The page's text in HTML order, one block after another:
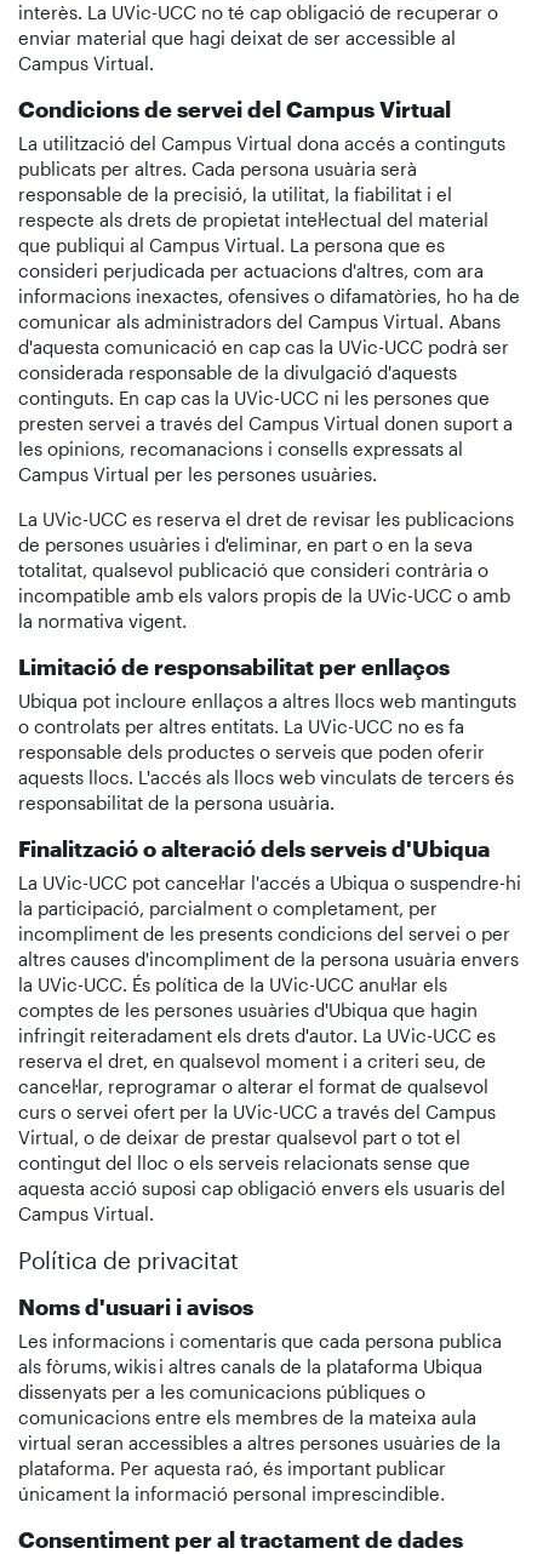
interès. La UVic-UCC no té cap obligació de recuperar o
enviar material que hagi deixat de ser accessible al
Campus Virtual.
Condicions de servei del Campus Virtual
La utilització del Campus Virtual dona accés a continguts
publicats per altres. Cada persona usuària serà
responsable de la precisió, la utilitat, la fiabilitat i el
respecte als drets de propietat intel·lectual del material
que publiqui al Campus Virtual. La persona que es
consideri perjudicada per actuacions d'altres, com ara
informacions inexactes, ofensives o difamatòries, ho ha de
comunicar als administradors del Campus Virtual. Abans
d'aquesta comunicació en cap cas la UVic-UCC podrà ser
considerada responsable de la divulgació d'aquests
continguts. En cap cas la UVic-UCC ni les persones que
presten servei a través del Campus Virtual donen suport a
les opinions, recomanacions i consells expressats al
Campus Virtual per les persones usuàries.
La UVic-UCC es reserva el dret de revisar les publicacions
de persones usuàries i d'eliminar, en part o en la seva
totalitat, qualsevol publicació que consideri contrària o
incompatible amb els valors propis de la UVic-UCC o amb
la normativa vigent.
Limitació de responsabilitat per enllaços
Ubiqua pot incloure enllaços a altres llocs web mantinguts
o controlats per altres entitats. La UVic-UCC no es fa
responsable dels productes o serveis que poden oferir
aquests llocs. L'accés als llocs web vinculats de tercers és
responsabilitat de la persona usuària.
Finalització o alteració dels serveis d'Ubiqua
La UVic-UCC pot cancel·lar l'accés a Ubiqua o suspendre-hi
la participació, parcialment o completament, per
incompliment de les presents condicions del servei o per
altres causes d'incompliment de la persona usuària envers
la UVic-UCC. És política de la UVic-UCC anul·lar els
comptes de les persones usuàries d'Ubiqua que hagin
infringit reiteradament els drets d'autor. La UVic-UCC es
reserva el dret, en qualsevol moment i a criteri seu, de
cancel·lar, reprogramar o alterar el format de qualsevol
curs o servei ofert per la UVic-UCC a través del Campus
Virtual, o de deixar de prestar qualsevol part o tot el
contingut del lloc o els serveis relacionats sense que
aquesta acció suposi cap obligació envers els usuaris del
Campus Virtual.
Política de privacitat
Noms d'usuari i avisos
Les informacions i comentaris que cada persona publica
als fòrums, wikis i altres canals de la plataforma Ubiqua
dissenyats per a les comunicacions públiques o
comunicacions entre els membres de la mateixa aula
virtual seran accessibles a altres persones usuàries de la
plataforma. Per aquesta raó, és important publicar
únicament la informació personal imprescindible.
Consentiment per al tractament de dades